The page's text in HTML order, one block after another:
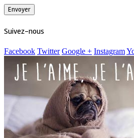
Suivez-nous
Facebook Twitter Google + Instagram